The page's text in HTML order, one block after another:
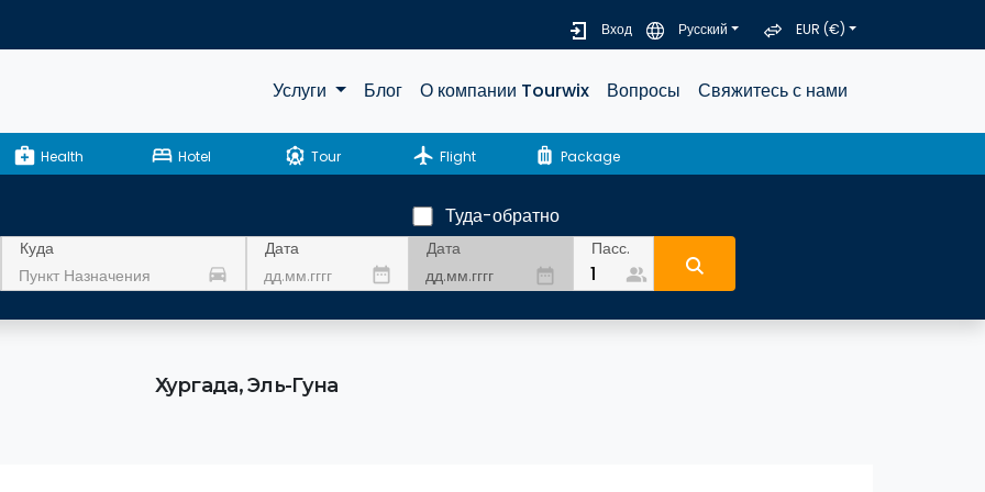
Вход Русский EUR (€)
Услуги Блог О компании Tourwix Вопросы Свяжитесь с нами
medical_services Health bed Hotel attractions Tour flight Flight luggage Package
Куда
drive_eta
Дата
date_range
Туда-обратно
Дата
date_range
Пасс.
people_alt
Хургада, Эль-Гуна